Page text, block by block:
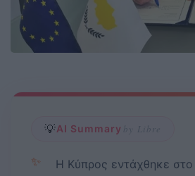
💡AI Summary by Libre
✨
Η Κύπρος εντάχθηκε